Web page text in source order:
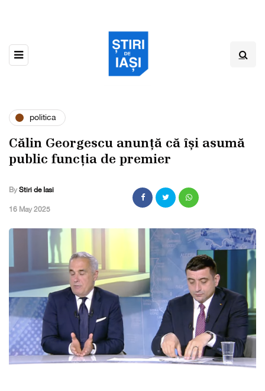
politica
Călin Georgescu anunță că își asumă
public funcția de premier
By Stiri de Iasi
,16 May 2025